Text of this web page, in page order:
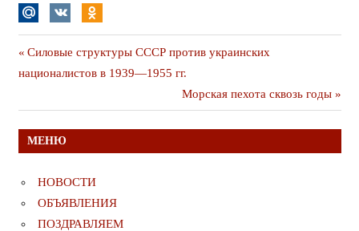
Навигация
по
записям
Предыдущая
публикация
Силовые структуры СССР против украинских
националистов в 1939—1955 гг.
Следующая
публикация
Морская пехота сквозь годы
МЕНЮ
НОВОСТИ
ОБЪЯВЛЕНИЯ
ПОЗДРАВЛЯЕМ